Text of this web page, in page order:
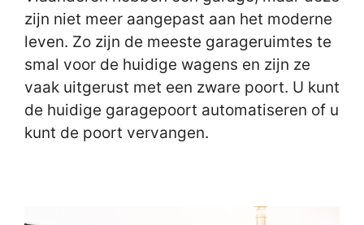
zijn niet meer aangepast aan het moderne
leven. Zo zijn de meeste garageruimtes te
smal voor de huidige wagens en zijn ze
vaak uitgerust met een zware poort. U kunt
de huidige garagepoort automatiseren of u
kunt de poort vervangen.